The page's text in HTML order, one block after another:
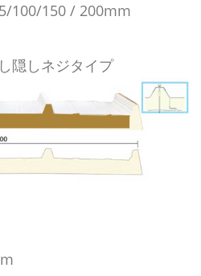
100/150 / 200mm
隠しネジタイプ